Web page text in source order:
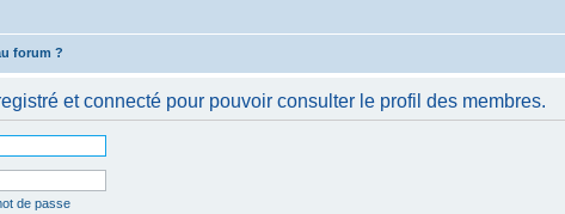
forum ?
et connecté pour pouvoir consulter le profil des membres.
de passe